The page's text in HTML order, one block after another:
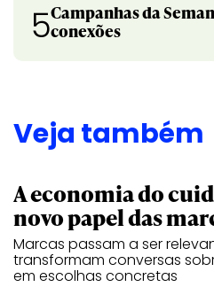
5Campanhas da
conexões
Veja também
A economia do
novo papel das
Marcas passam a ser
transformam conversas
em escolhas concretas